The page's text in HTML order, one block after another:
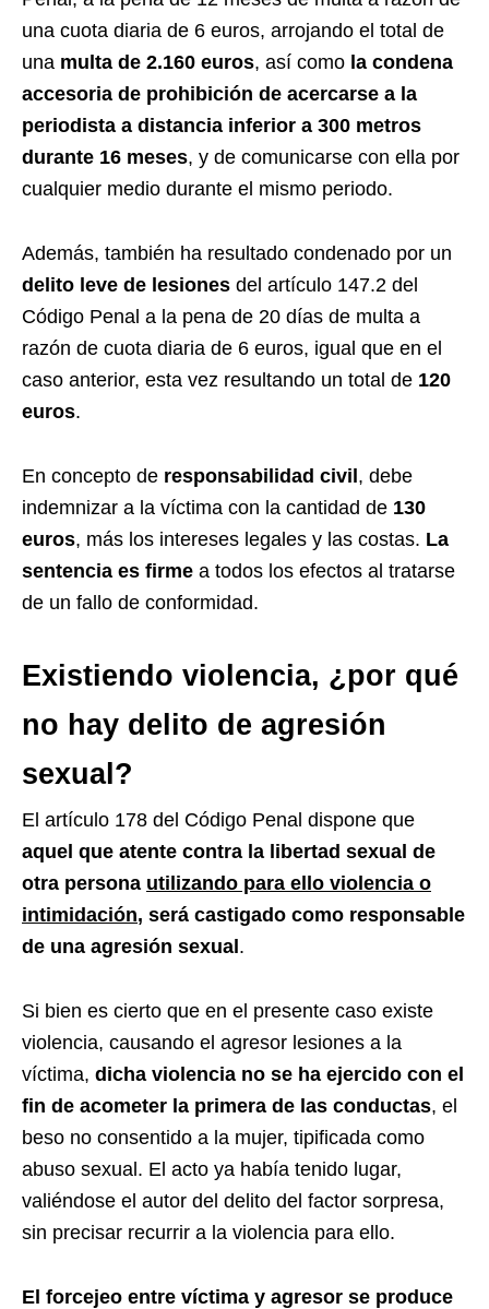
una cuota diaria de 6 euros, arrojando el total de
una multa de 2.160 euros, así como la condena
accesoria de prohibición de acercarse a la
periodista a distancia inferior a 300 metros
durante 16 meses, y de comunicarse con ella por
cualquier medio durante el mismo periodo.
Además, también ha resultado condenado por un
delito leve de lesiones del artículo 147.2 del
Código Penal a la pena de 20 días de multa a
razón de cuota diaria de 6 euros, igual que en el
caso anterior, esta vez resultando un total de 120
euros.
En concepto de responsabilidad civil , debe
indemnizar a la víctima con la cantidad de 130
euros, más los intereses legales y las costas. La
sentencia es firme a todos los efectos al tratarse
de un fallo de conformidad.
Existiendo violencia, ¿por qué
no hay delito de agresión
sexual?
El artículo 178 del Código Penal dispone que
aquel que atente contra la libertad sexual de
otra persona utilizando para ello violencia o
intimidación, será castigado como responsable
de una agresión sexual .
Si bien es cierto que en el presente caso existe
violencia, causando el agresor lesiones a la
víctima, dicha violencia no se ha ejercido con el
fin de acometer la primera de las conductas, el
beso no consentido a la mujer, tipificada como
abuso sexual. El acto ya había tenido lugar,
valiéndose el autor del delito del factor sorpresa,
sin precisar recurrir a la violencia para ello.
El forcejeo entre víctima y agresor se produce